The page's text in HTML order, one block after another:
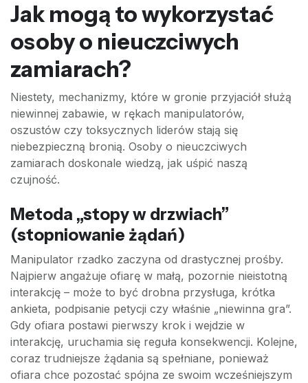
Jak mogą to wykorzystać
osoby o nieuczciwych
zamiarach?
Niestety, mechanizmy, które w gronie przyjaciół służą
niewinnej zabawie, w rękach manipulatorów,
oszustów czy toksycznych liderów stają się
niebezpieczną bronią. Osoby o nieuczciwych
zamiarach doskonale wiedzą, jak uśpić naszą
czujność.
Metoda „stopy w drzwiach”
(stopniowanie żądań)
Manipulator rzadko zaczyna od drastycznej prośby.
Najpierw angażuje ofiarę w małą, pozornie nieistotną
interakcję – może to być drobna przysługa, krótka
ankieta, podpisanie petycji czy właśnie „niewinna gra”.
Gdy ofiara postawi pierwszy krok i wejdzie w
interakcję, uruchamia się reguła konsekwencji. Kolejne,
coraz trudniejsze żądania są spełniane, ponieważ
ofiara chce pozostać spójna ze swoim wcześniejszym